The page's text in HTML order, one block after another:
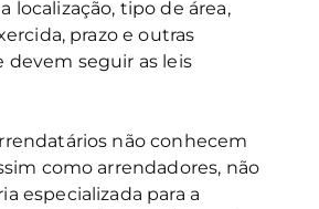
localização, tipo de área,
prazo e outras
devem seguir as leis
não conhecem
como arrendadores, não
especializada para a